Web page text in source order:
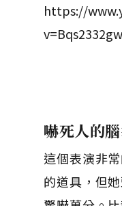
https://
嚇死人的
這個表演非
的道具，但